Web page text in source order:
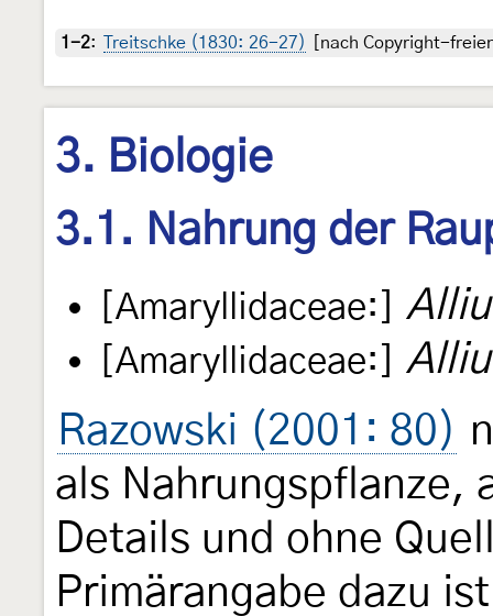
1-2: Treitschke (1830: 26-27) [nach Copyright-
3. Biologie
3.1. Nahrung der
[Amaryllidaceae:]
[Amaryllidaceae:]
Razowski (2001: 80)
als Nahrungspflanze,
Details und ohne
Primärangabe dazu